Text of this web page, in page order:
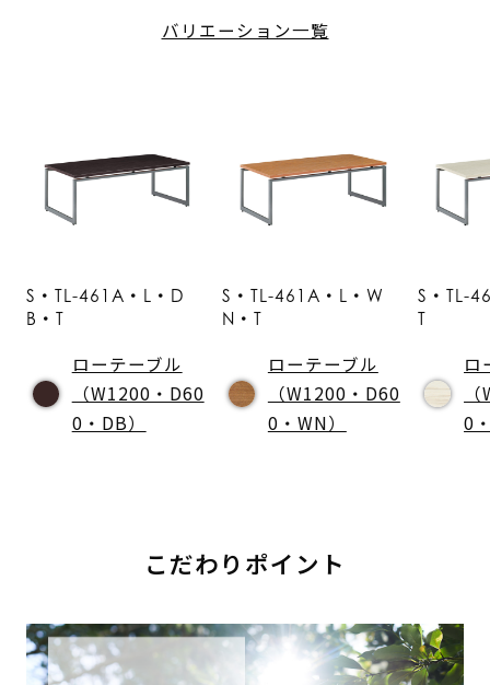
バリエーション一覧
S・TL-461A・L・D
B・T
ローテーブル
（W1200・D60
0・DB）
S・TL-461A・L・W
N・T
ローテーブル
（W1200・D60
0・WN）
S・TL-
T
ロ
0
こだわりポイント